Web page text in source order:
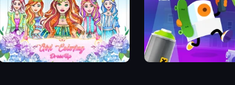
Girl Coloring Dress Up Graffiti Time